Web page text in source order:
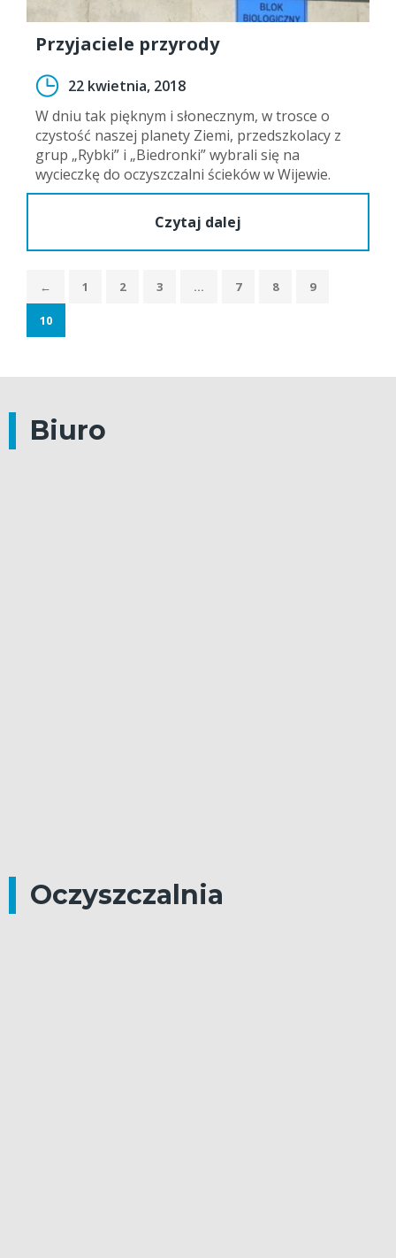
Przyjaciele przyrody
22 kwietnia, 2018
W dniu tak pięknym i słonecznym, w trosce o
czystość naszej planety Ziemi, przedszkolacy z
grup „Rybki” i „Biedronki” wybrali się na
wycieczkę do oczyszczalni ścieków w Wijewie.
Czytaj dalej
← 1 2 3 … 7 8 9
10
Biuro
Oczyszczalnia